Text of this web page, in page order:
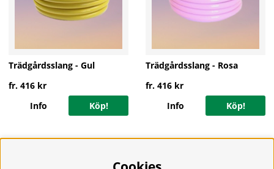
Trädgårdsslang - Gul
fr. 416 kr
Köp!
Info
Trädgårdsslang - Rosa
fr. 416 kr
Köp!
Info
Om oss